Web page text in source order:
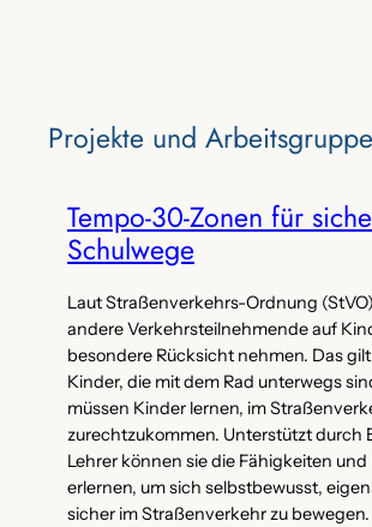
Projekte‌ und
Tempo-30-Zonen für
Schulwege
Laut Straßenverkehrs-Ordnung
andere Verkehrsteilnehmende auf
besondere Rücksicht nehmen. Das
Kinder, die mit dem Rad unterwegs
müssen Kinder lernen, im
zurechtzukommen. Unterstützt durch
Lehrer können sie die Fähigkeiten
erlernen, um sich selbstbewusst,
sicher im Straßenverkehr zu bewegen.